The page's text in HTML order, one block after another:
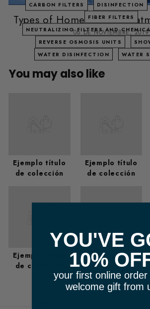
CARBON FILTERS DISINFECTION
FIBER FILTERS
NEUTRALIZING FILTERS AND
REVERSE OSMOSIS UNITS
WATER DISINFECTION
WATER
Types of Home Water
06 DE NOVIEMBRE, 2019
You may also like
Ejemplo título
de colección
Ejemplo título
de colección
Ejemplo título
de colección
Ejemplo título
de colección
YOU'VE
10%
your first online order
welcome gift from